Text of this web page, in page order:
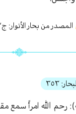
المصدر من بحار الأنوار: ج
٣٥٣
رحم الله امرأً سمع